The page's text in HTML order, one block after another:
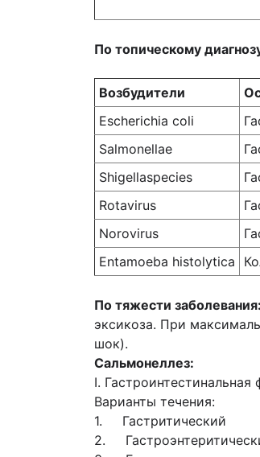
По топическому
Возбудители
Escherichia coli
Salmonellae
Shigellaspecies
Rotavirus
Norovirus
Entamoeba histolytica
По тяжести заболевания:
эксикоза. При
шок).
Сальмонеллез:
І.
Варианты течения:
1. Гастритический
2.